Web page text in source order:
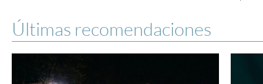
Últimas recomendaciones